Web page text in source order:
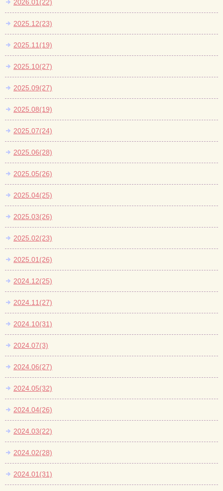
2026.01(22)
2025.12(23)
2025.11(19)
2025.10(27)
2025.09(27)
2025.08(19)
2025.07(24)
2025.06(28)
2025.05(26)
2025.04(25)
2025.03(26)
2025.02(23)
2025.01(26)
2024.12(25)
2024.11(27)
2024.10(31)
2024.07(3)
2024.06(27)
2024.05(32)
2024.04(26)
2024.03(22)
2024.02(28)
2024.01(31)